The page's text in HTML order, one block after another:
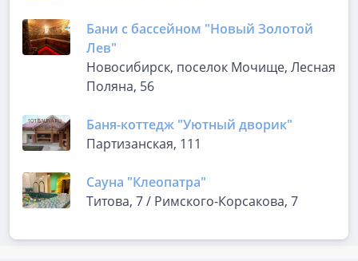
Бани с бассейном "Новый Золотой
Лев"
Новосибирск, поселок Мочище, Лесная
Поляна, 56
Баня-коттедж "Уютный дворик"
Партизанская, 111
Сауна "Клеопатра"
Титова, 7 / Римского-Корсакова, 7